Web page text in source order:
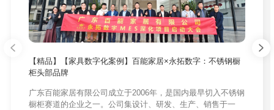
【精品】【家具数字化案例】百能家居×永拓数字：不锈钢橱
柜头部品牌
广东百能家居有限公司成立于2006年，是国内最早切入不锈钢
橱柜赛道的企业之一。公司集设计、研发、生产、销售于一